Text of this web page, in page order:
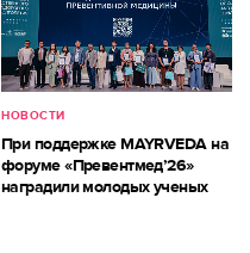
НОВОСТИ
При поддержке MAYRVEDA на
форуме «Превентмед’26»
наградили молодых ученых